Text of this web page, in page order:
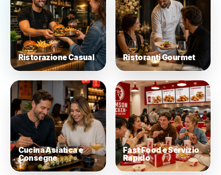
Ristoranti diversi hanno
di strategie di crescita
Rulrr si adatta a diversi modelli di ristorazione,
dei clienti, abitudini alimentari, modalità di ordinazione e
café, dai fast food alle consegne e ai bar.